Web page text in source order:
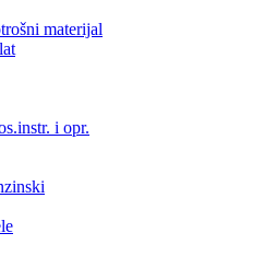
materijal
i opr.